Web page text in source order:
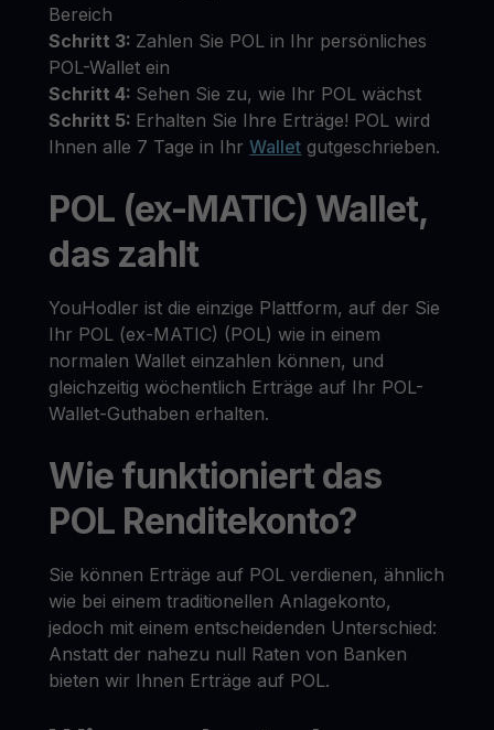
Bereich
Schritt 3: Zahlen Sie POL in Ihr persönliches
POL-Wallet ein
Schritt 4: Sehen Sie zu, wie Ihr POL wächst
Schritt 5: Erhalten Sie Ihre Erträge! POL wird
Ihnen alle 7 Tage in IhrWallet gutgeschrieben.
POL (ex-MATIC) Wallet,
das zahlt
YouHodler ist die einzige Plattform, auf der Sie
Ihr POL (ex-MATIC) (POL) wie in einem
normalen Wallet einzahlen können, und
gleichzeitig wöchentlich Erträge auf Ihr POL-
Wallet-Guthaben erhalten.
Wie funktioniert das
POL Renditekonto?
Sie können Erträge auf POL verdienen, ähnlich
wie bei einem traditionellen Anlagekonto,
jedoch mit einem entscheidenden Unterschied:
Anstatt der nahezu null Raten von Banken
bieten wir Ihnen Erträge auf POL.